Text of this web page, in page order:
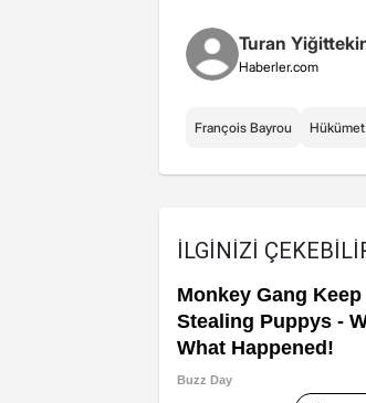
Turan
Haberler.com
François Bayrou Hükümet